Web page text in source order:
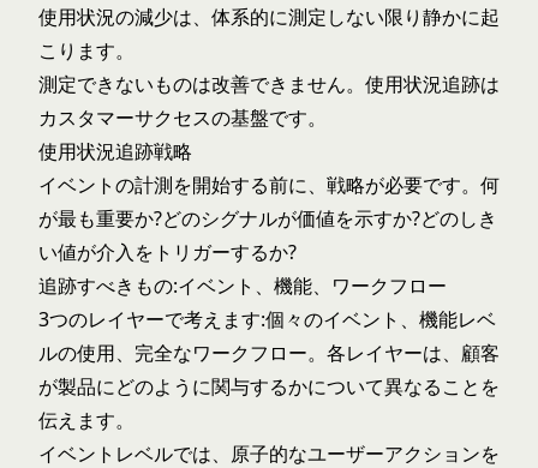
使用状況の減少は、体系的に測定しない限り静かに起
こります。
測定できないものは改善できません。使用状況追跡は
カスタマーサクセスの基盤です。
使用状況追跡戦略
イベントの計測を開始する前に、戦略が必要です。何
が最も重要か?どのシグナルが価値を示すか?どのしき
い値が介入をトリガーするか?
追跡すべきもの:イベント、機能、ワークフロー
3つのレイヤーで考えます:個々のイベント、機能レベ
ルの使用、完全なワークフロー。各レイヤーは、顧客
が製品にどのように関与するかについて異なることを
伝えます。
イベントレベルでは、原子的なユーザーアクションを